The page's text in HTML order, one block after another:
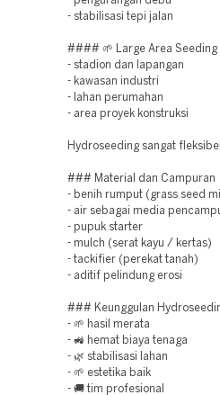
- stabilisasi tepi jalan
#### 🌱 Large Area Seeding
- stadion dan lapangan
- kawasan industri
- lahan perumahan
- area proyek konstruksi
Hydroseeding sangat
### Material dan Campuran
- benih rumput (grass seed
- air sebagai media
- pupuk starter
- mulch (serat kayu / kertas)
- tackifier (perekat tanah)
- aditif pelindung erosi
### Keunggulan
- 🌱 hasil merata
- 🚜 hemat biaya tenaga
- 🌿 stabilisasi lahan
- 🌱 estetika baik
- 🚚 tim profesional